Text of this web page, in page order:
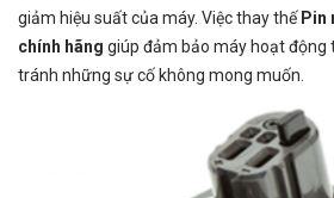
giảm hiệu suất của máy. Việc thay thếPin
chính hãng giúp đảm bảo máy hoạt động
tránh những sự cố không mong muốn.